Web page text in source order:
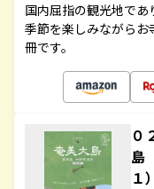
国内屈指の観光地であ
季節を楽しみながら
冊です。
０
島
１